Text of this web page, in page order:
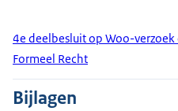
4e deelbesluit op Woo-
Formeel Recht
Bijlagen